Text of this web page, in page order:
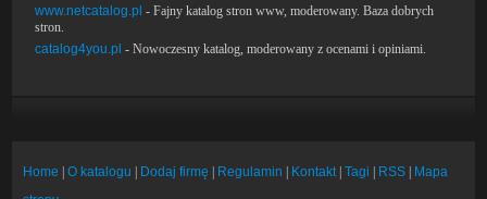
www.netcatalog.pl - Fajny katalog stron www, moderowany. Baza dobrych
stron.
catalog4you.pl - Nowoczesny katalog, moderowany z ocenami i opiniami.
Home |O katalogu Dodaj firmę Regulamin Kontakt|Tagi RSS
Mapa